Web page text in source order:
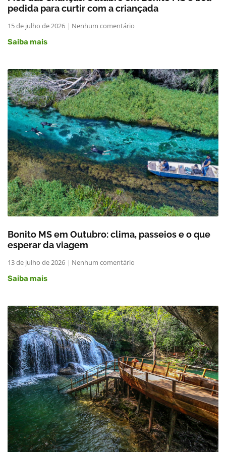
pedida para curtir com a criançada
15 de julho de 2026
Nenhum comentário
Saiba mais
Bonito MS em Outubro: clima, passeios e o que
esperar da viagem
13 de julho de 2026
Nenhum comentário
Saiba mais